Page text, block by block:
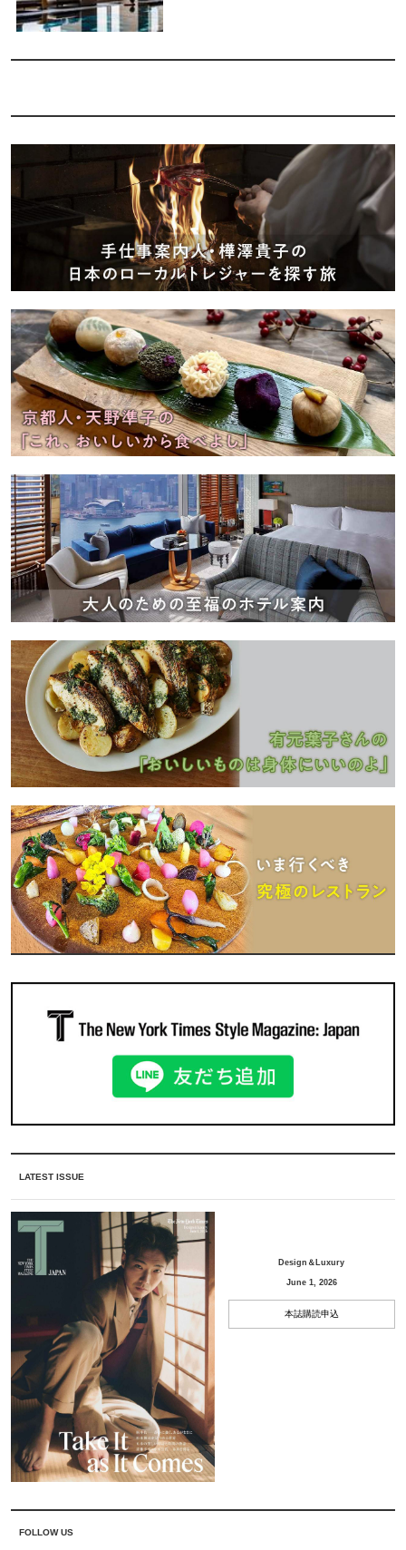
LATEST ISSUE
Design＆Luxury
June 1, 2026
本誌購読申込
FOLLOW US